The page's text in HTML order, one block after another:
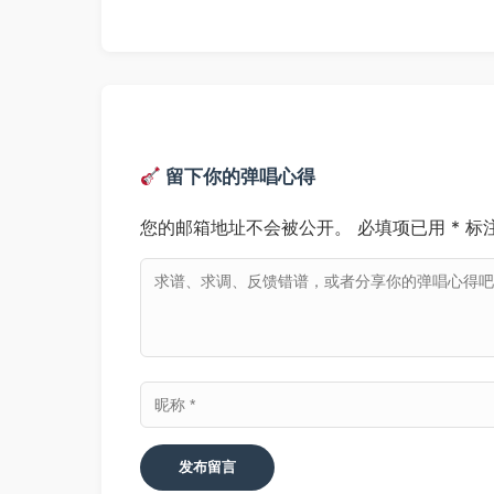
留下你的弹唱心得
您的邮箱地址不会被公开。 必填项已用 * 标